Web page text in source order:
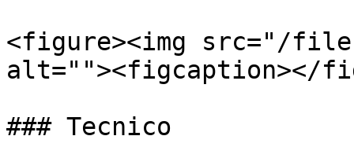
<figure><img src="/files/
alt=""><figcaption></
### Tecnico